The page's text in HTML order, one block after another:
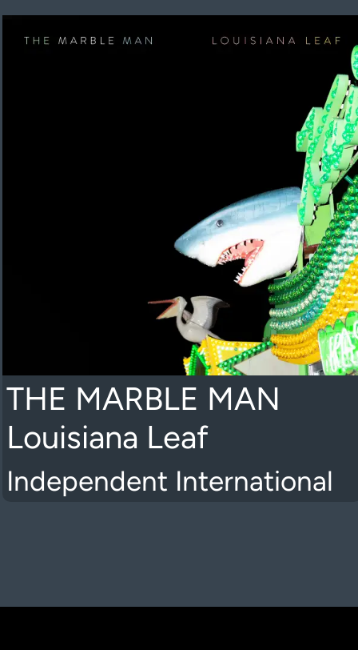
THE MARBLE MAN
Louisiana Leaf
Independent International